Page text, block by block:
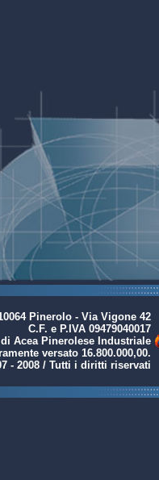
Pinerolo - Via Vigone 42
C.F. e P.IVA 09479040017
Acea Pinerolese Industriale
versato 16.800.000,00.
- 2008 / Tutti i diritti riservati